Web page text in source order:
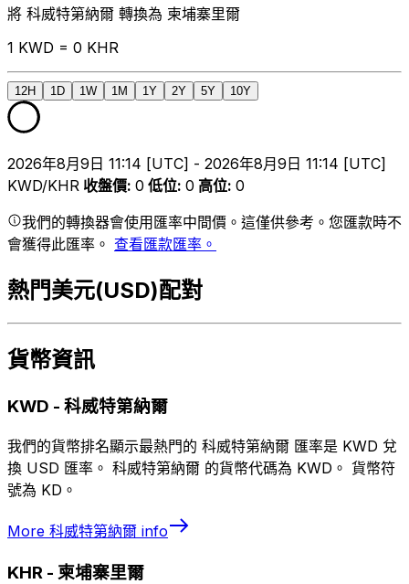
將 科威特第納爾 轉換為 柬埔寨里爾
1 KWD = 0 KHR
12H 1D 1W 1M 1Y 2Y 5Y 10Y
2026年8月9日 11:14 [UTC] - 2026年8月9日 11:14 [UTC]
KWD/KHR 收盤價: 0 低位: 0 高位: 0
我們的轉換器會使用匯率中間價。這僅供參考。您匯款時不
會獲得此匯率。 查看匯款匯率。
熱門美元(USD)配對
貨幣資訊
KWD - 科威特第納爾
我們的貨幣排名顯示最熱門的 科威特第納爾 匯率是 KWD 兌
換 USD 匯率。 科威特第納爾 的貨幣代碼為 KWD。 貨幣符
號為 KD。
More 科威特第納爾 info
KHR - 柬埔寨里爾